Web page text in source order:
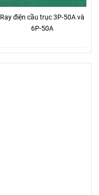
Ray điện cầu trục 3P-50A và
6P-50A